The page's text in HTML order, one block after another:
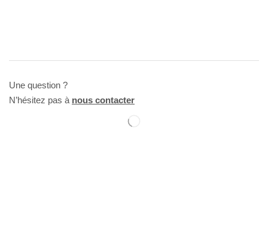
Une question ?
N’hésitez pas à nous contacter